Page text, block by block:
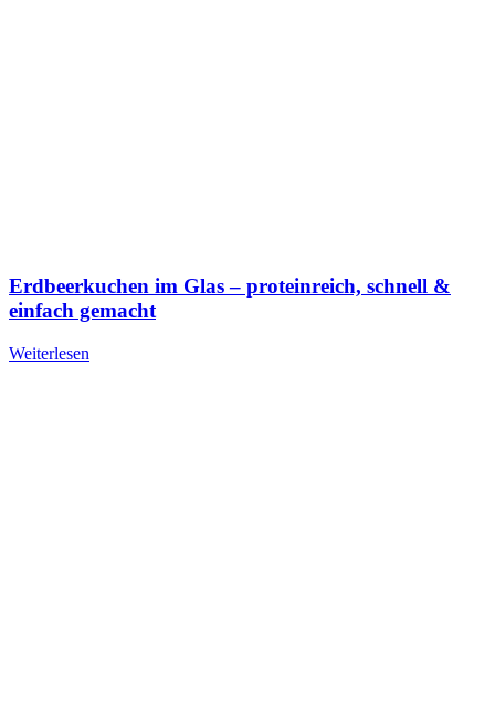
Erdbeerkuchen im Glas – proteinreich, schnell &
einfach gemacht
Weiterlesen